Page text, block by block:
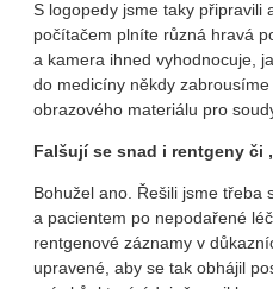
S logopedy jsme taky připravili
počítačem plníte různá hravá
a kamera ihned vyhodnocuje,
do medicíny někdy
obrazového materiálu pro
Falšují se snad i rentgeny či
Bohužel ano. Řešili jsme třeba
a pacientem po nepodařené
rentgenové záznamy v
upravené, aby se tak obhájil